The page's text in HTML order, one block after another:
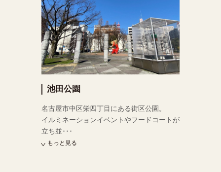
池田公園
名古屋市中区栄四丁目にある街区公園。
イルミネーションイベントやフードコートが
立ち並･･･
もっと見る